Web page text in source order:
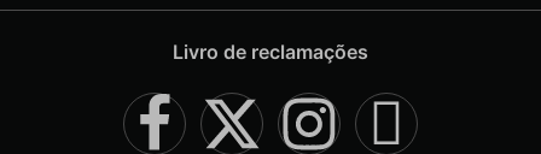
Livro de reclamações